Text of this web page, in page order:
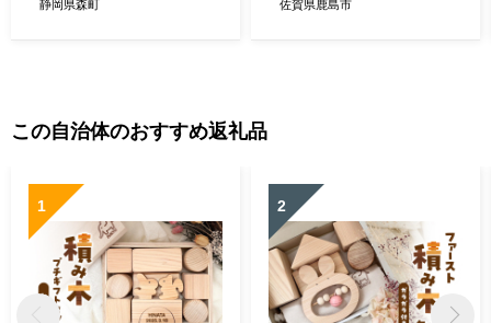
静岡県森町 佐賀県鹿島市
この自治体のおすすめ返礼品
1 2